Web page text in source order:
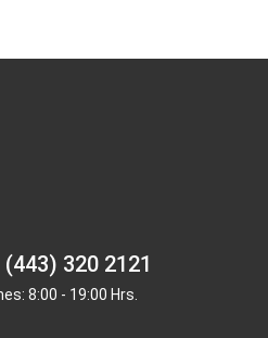
320 2121
8:00 - 19:00 Hrs.